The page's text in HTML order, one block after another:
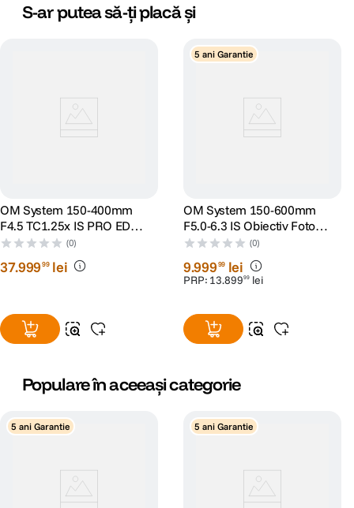
S-ar putea să-ți placă și
OM System 150-400mm
F4.5 TC1.25x IS PRO ED
Obiectiv Foto Mirrorless
Montura MFT
(0)
37.99999 lei
5 ani Garantie
OM System 150-600mm
F5.0-6.3 IS Obiectiv Foto
Mirrorless
(0)
9.99999 lei
PRP: 13.89999 lei
Populare în aceeași categorie
5 ani Garantie 5 ani Garantie